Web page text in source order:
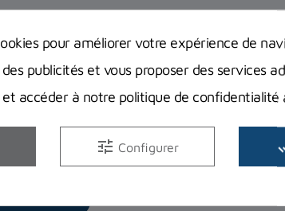
équipements de snorkeling
article, on vous donne nos conseils pour
pour améliorer votre expérience de
publicités et vous proposer des services
accéder à notre politique de
tune Configurer